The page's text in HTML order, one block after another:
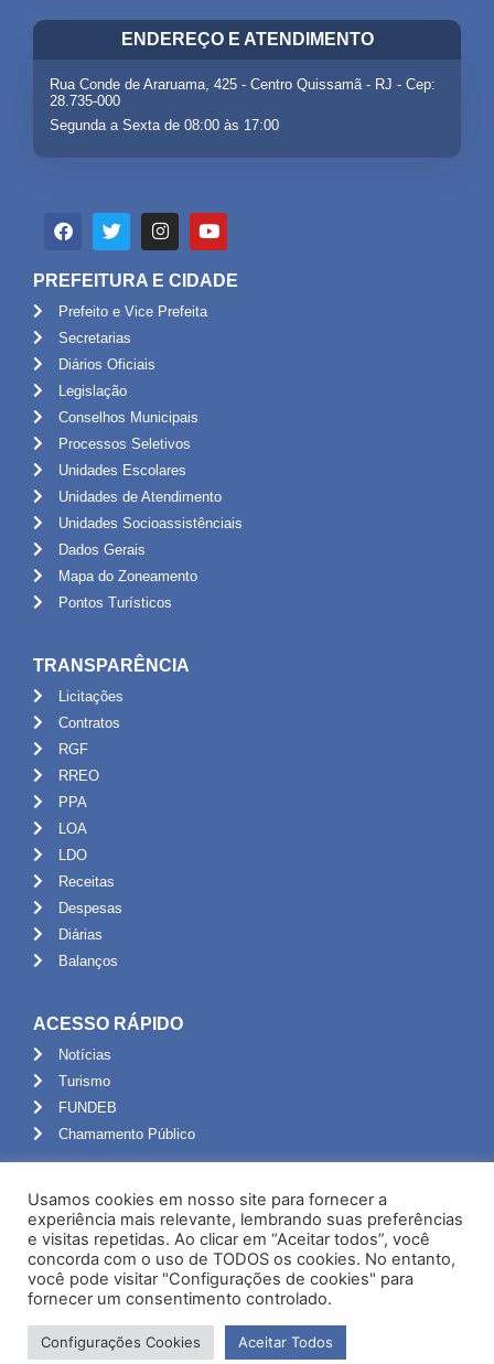
ENDEREÇO E ATENDIMENTO
Rua Conde de Araruama, 425 - Centro Quissamã - RJ - Cep:
28.735-000
Segunda a Sexta de 08:00 às 17:00
PREFEITURA E CIDADE
Prefeito e Vice Prefeita
Secretarias
Diários Oficiais
Legislação
Conselhos Municipais
Processos Seletivos
Unidades Escolares
Unidades de Atendimento
Unidades Socioassistênciais
Dados Gerais
Mapa do Zoneamento
Pontos Turísticos
TRANSPARÊNCIA
Licitações
Contratos
RGF
RREO
PPA
LOA
LDO
Receitas
Despesas
Diárias
Balanços
ACESSO RÁPIDO
Notícias
Turismo
FUNDEB
Chamamento Público
Portal do Servidor
Webmail
Administração
Usamos cookies em nosso site para fornecer a
experiência mais relevante, lembrando suas preferências
e visitas repetidas. Ao clicar em “Aceitar todos”, você
concorda com o uso de TODOS os cookies. No entanto,
você pode visitar "Configurações de cookies" para
fornecer um consentimento controlado.
Configurações Cookies Aceitar Todos